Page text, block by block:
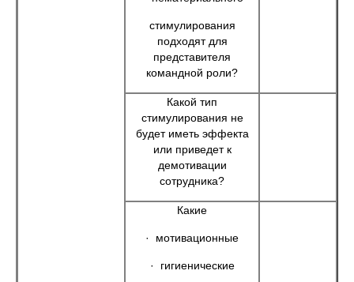
стимулирования
подходят для
представителя
командной роли?
Какой тип
стимулирования не
будет иметь эффекта
или приведет к
демотивации
сотрудника?
Какие
· мотивационные
· гигиенические